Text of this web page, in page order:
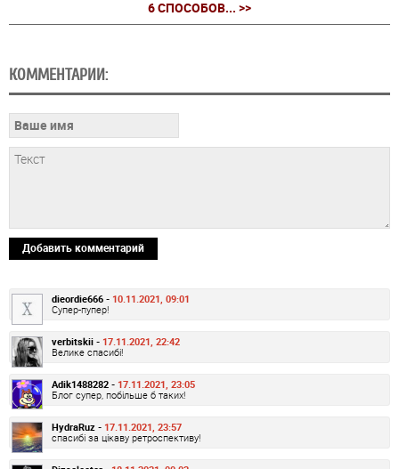
6 СПОСОБОВ... >>
КОММЕНТАРИИ:
Добавить комментарий
dieordie666 - 10.11.2021, 09:01
Супер-пупер!
verbitskii - 17.11.2021, 22:42
Велике спасибі!
Adik1488282 - 17.11.2021, 23:05
Блог супер, побільше б таких!
HydraRuz - 17.11.2021, 23:57
спасибі за цікаву ретроспективу!